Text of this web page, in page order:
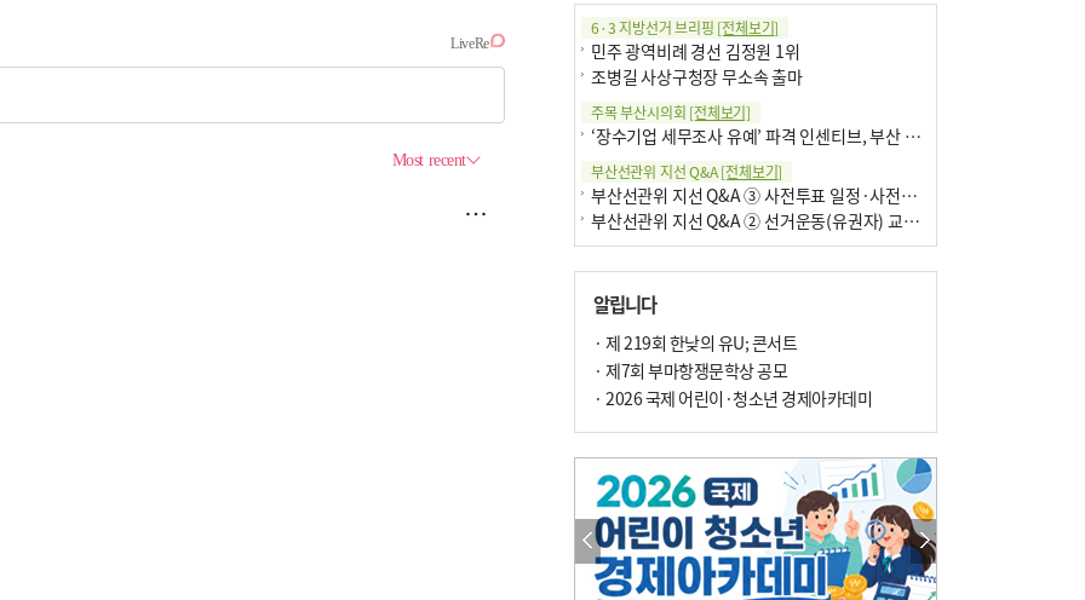
6·3 지방선거 브리핑 [전체보기]
민주 광역비례 경선 김정원 1위
조병길 사상구청장 무소속 출마
주목 부산시의회 [전체보기]
‘장수기업 세무조사 유예’ 파격 인센티브, 부산 유출 막을까
부산선관위 지선 Q&A[전체보기]
부산선관위 지선 Q&A ③ 사전투표 일정·사전투표함 보관
부산선관위 지선 Q&A ② 선거운동(유권자) 교육감투표용지
알립니다
· 제 219회 한낮의 유U; 콘서트
· 제7회 부마항쟁문학상 공모
· 2026 국제 어린이·청소년 경제아카데미